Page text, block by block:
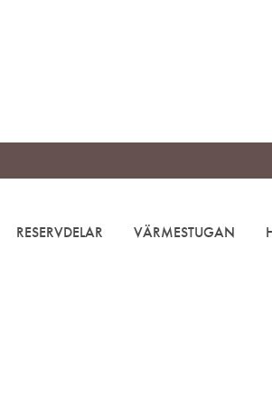
RESERVDELAR VÄRMESTUGAN